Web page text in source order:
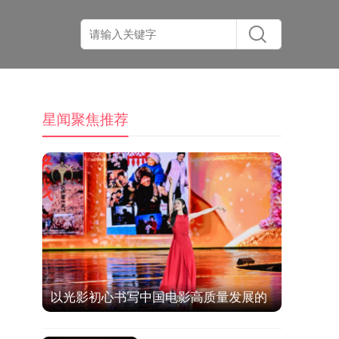
星闻聚焦推荐
以光影初心书写中国电影高质量发展的